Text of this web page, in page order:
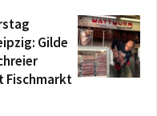
Gilde
Fischmarkt